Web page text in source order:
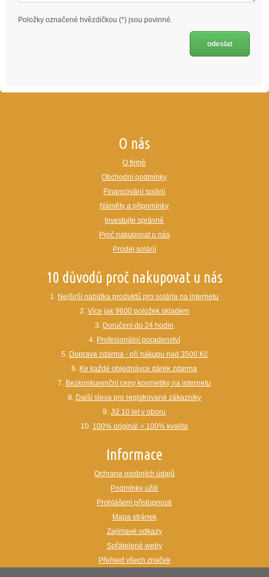
Položky označené hvězdičkou (*) jsou povinné.
O nás
O firmě
Obchodní podmínky
Financování solárií
Náměty a připomínky
Investujte správně
Proč nakupovat u nás
Prodej solárií
10 důvodů proč nakupovat u nás
1. Nejširší nabídka produktů pro solária na internetu
2. Více jak 9600 položek skladem
3. Doručení do 24 hodin
4. Profesionální poradenství
5. Doprava zdarma - při nákupu nad 3500 Kč
6. Ke každé objednávce dárek zdarma
7. Bezkonkurenční ceny kosmetiky na internetu
8. Další sleva pro registrované zákazníky
9.Již 10 let v oboru
10. 100% originál = 100% kvalita
Informace
Ochrana osobních údajů
Podmínky užití
Prohlášení přístupnosti
Mapa stránek
Zajímavé odkazy
Spřátelené weby
Přehled všech značek